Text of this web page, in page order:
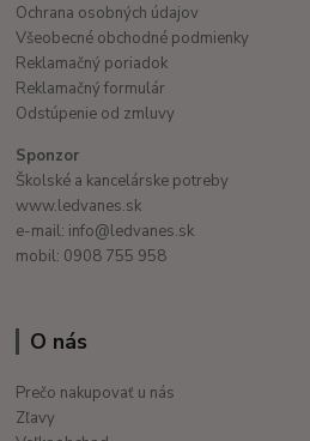
Ochrana osobných údajov
Všeobecné obchodné podmienky
Reklamačný poriadok
Reklamačný formulár
Odstúpenie od zmluvy
Sponzor
Školské a kancelárske potreby
www.ledvanes.sk
e-mail: info@ledvanes.sk
mobil: 0908 755 958
O nás
Prečo nakupovať u nás
Zľavy